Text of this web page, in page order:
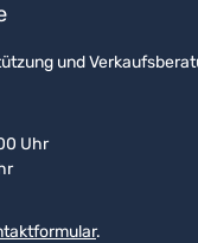
und
Uhr
.